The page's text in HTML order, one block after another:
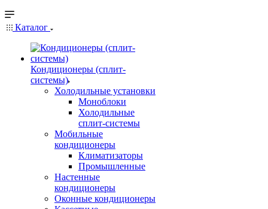
Каталог
Кондиционеры (сплит-
системы)
Холодильные установки
Моноблоки
Холодильные
сплит-системы
Мобильные
кондиционеры
Климатизаторы
Промышленные
Настенные
кондиционеры
Оконные кондиционеры